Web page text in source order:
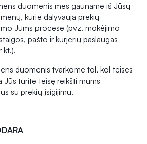
duomenis mes gauname iš Jūsų
kurie dalyvauja prekių
Jums procese (pvz. mokėjimo
pašto ir kurjerių paslaugas
kt.).
duomenis tvarkome tol, kol teisės
Jūs turite teisę reikšti mums
su prekių įsigijimu.